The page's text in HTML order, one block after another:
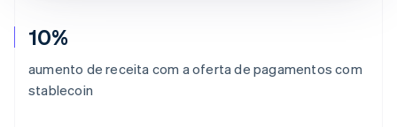
10%
aumento de receita com a oferta de pagamentos com
stablecoin